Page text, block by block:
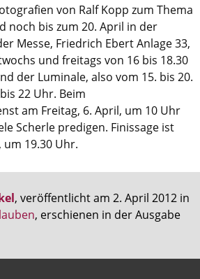
von Ralf Kopp zum Thema
noch bis zum 20. April in der
Messe, Friedrich Ebert Anlage 33,
und freitags von 16 bis 18.30
der Luminale, also vom 15. bis 20.
22 Uhr. Beim
am Freitag, 6. April, um 10 Uhr
Scherle predigen. Finissage ist
um 19.30 Uhr.
, veröffentlicht am 2. April 2012 in
, erschienen in der Ausgabe